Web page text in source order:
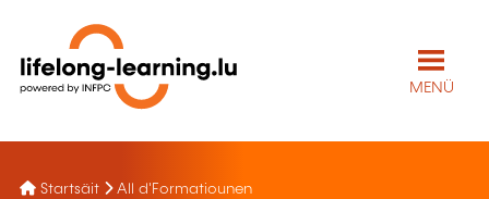
MENÜ
Startsäit All d'Formatiounen